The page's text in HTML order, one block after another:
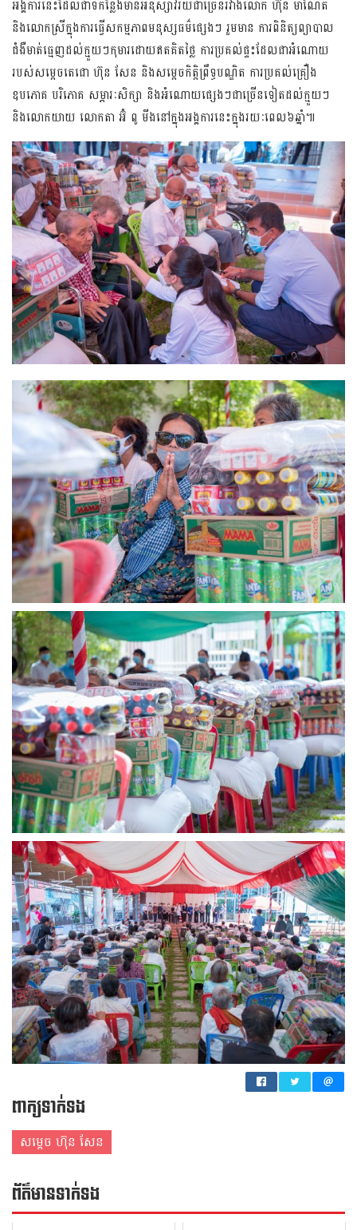
អង្គការនេះដែលជាទីកន្លែងមាន​អនុ​ស្សា​វរីយ៍​ជាច្រើនរវាងលោក ហ៊ុន ម៉ាណែត
និងលោកស្រីក្នុងការធ្វើសកម្មភាពមនុស្សធម៌ផ្សេងៗ រួមមាន ការពិនិត្យព្យាបាល
ជំងឺ​មាត់ធ្មេញដល់ក្មួយៗកុមារដោយឥតគិតថ្លៃ ការប្រគល់ផ្ទះដែលជាអំណោយ
របស់សម្តេចតេជោ ហ៊ុន សែន និងសម្តេច​កិតិ្ត​ព្រឹទ្ធបណ្ឌិត ការប្រគល់គ្រឿង
ឧបភោគ បរិភោគ សម្ភារៈសិក្សា និងអំណោយផ្សេងៗជាច្រើនទៀតដល់ក្មួយៗ
និងលោក​យាយ លោកតា អ៊ំ ពូ មីងនៅក្នុងអង្គការនេះក្នុងរយៈពេល៦ឆ្នាំ៕
ពាក្យទាក់ទង
សម្តេច ហ៊ុន សែន
ព័ត៌មាន​ទាក់​ទង